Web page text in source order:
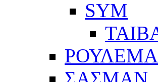
SYM